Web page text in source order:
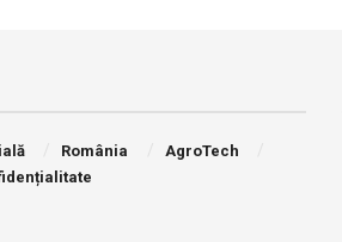
România
AgroTech